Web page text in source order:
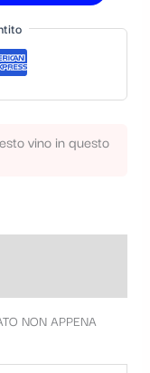
vino in questo
NON APPENA